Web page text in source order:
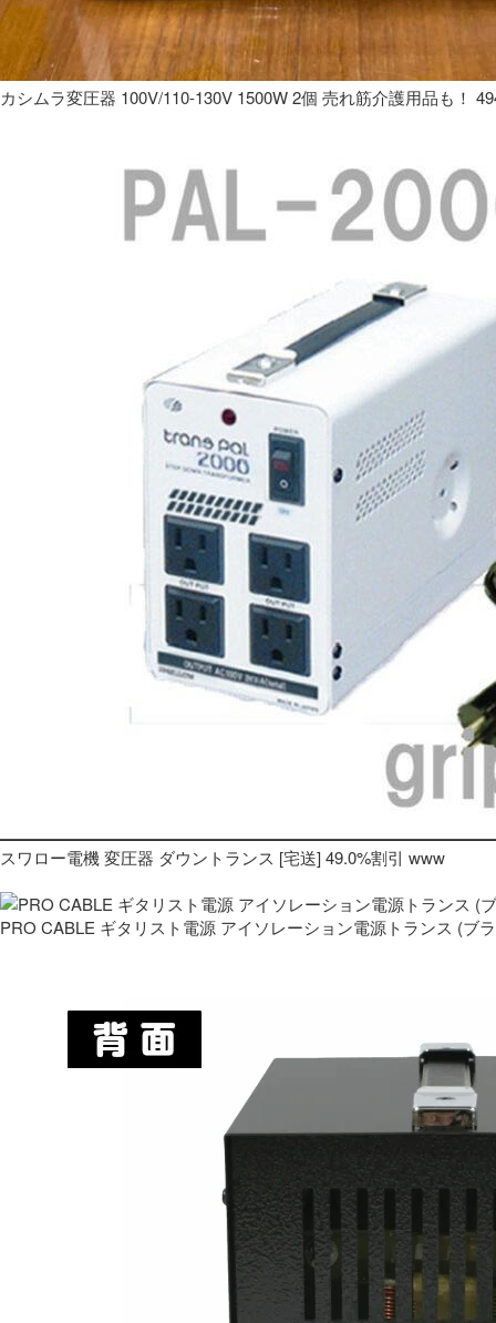
カシムラ変圧器 100V/110-130V 1500W 2個 売れ筋介護用品も！
スワロー電機 変圧器 ダウントランス [宅送] 49.0%割引 www
PRO CABLE ギタリスト電源 アイソレーション電源トランス (ブ